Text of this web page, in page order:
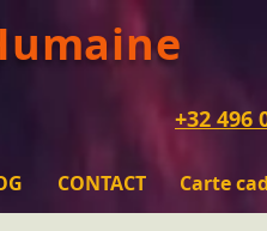
CONTACT Carte
+32 496